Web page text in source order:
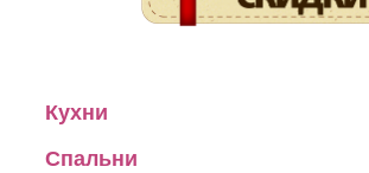
Кухни
Спальни